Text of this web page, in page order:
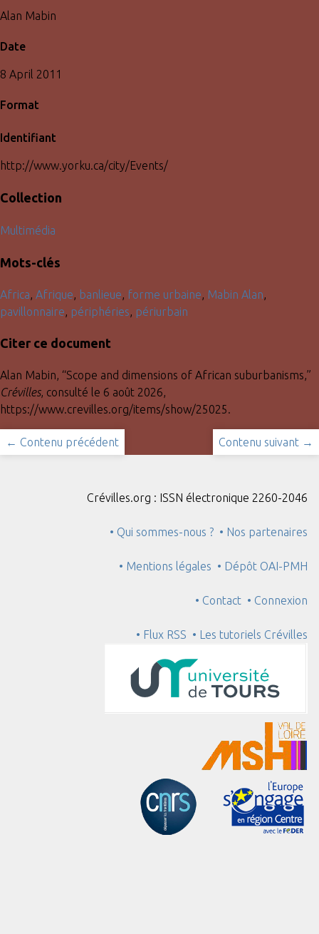
Alan Mabin
Date
8 April 2011
Format
Identifiant
http://www.yorku.ca/city/Events/
Collection
Multimédia
Mots-clés
Africa Afrique banlieue forme urbaine Mabin Alan
pavillonnaire
périphéries périurbain
Citer ce document
Alan Mabin, “Scope and dimensions of African suburbanisms,”
Crévilles, consulté le 6 août 2026,
https://www.crevilles.org/items/show/25025.
← Contenu précédent Contenu suivant →
Crévilles.org : ISSN électronique 2260-2046
• Qui sommes-nous ? • Nos partenaires
• Mentions légales • Dépôt OAI-PMH
• Contact • Connexion
• Flux RSS • Les tutoriels Crévilles